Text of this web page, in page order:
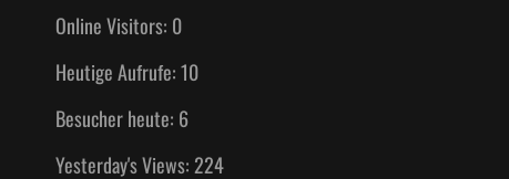
Online Visitors: 0
Heutige Aufrufe:10
Besucher heute: 6
Yesterday's Views: 224